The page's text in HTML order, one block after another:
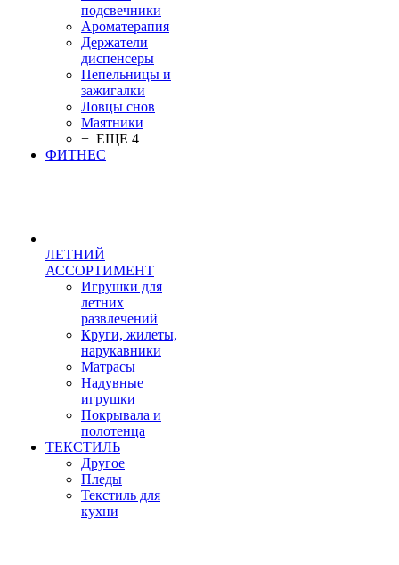
подсвечники
Ароматерапия
Держатели
диспенсеры
Пепельницы и
зажигалки
Ловцы снов
Маятники
+ ЕЩЕ 4
ФИТНЕС
ЛЕТНИЙ
АССОРТИМЕНТ
Игрушки для
летних
развлечений
Круги, жилеты,
нарукавники
Матрасы
Надувные
игрушки
Покрывала и
полотенца
ТЕКСТИЛЬ
Другое
Пледы
Текстиль для
кухни